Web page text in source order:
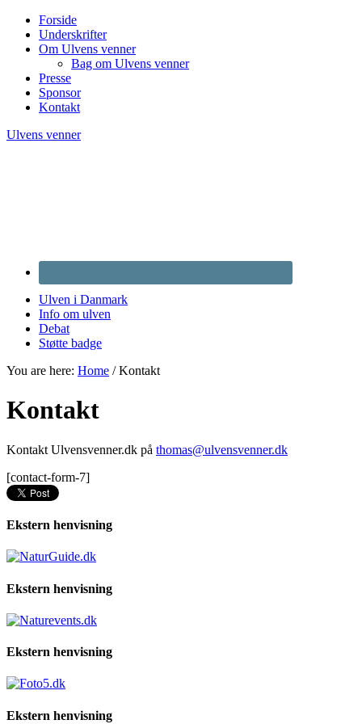
Forside
Underskrifter
Om Ulvens venner
Bag om Ulvens venner
Presse
Sponsor
Kontakt
Ulvens venner
Ulven i Danmark
Info om ulven
Debat
Støtte badge
You are here: Home /Kontakt
Kontakt
Kontakt Ulvensvenner.dk på thomas@ulvensvenner.dk
[contact-form-7]
Ekstern henvisning
Ekstern henvisning
Ekstern henvisning
Ekstern henvisning